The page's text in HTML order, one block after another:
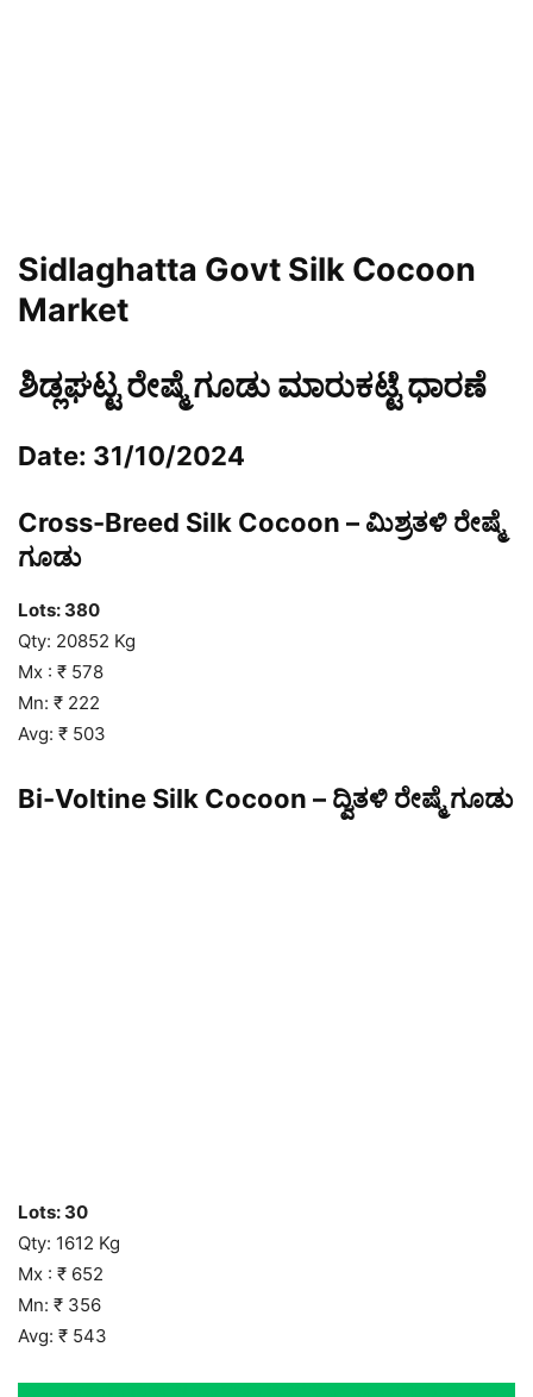
Sidlaghatta Govt Silk Cocoon
Market
ಶಿಡ್ಲಘಟ್ಟ ರೇಷ್ಮೆ ಗೂಡು ಮಾರುಕಟ್ಟೆ ಧಾರಣೆ
Date: 31/10/2024
Cross-Breed Silk Cocoon – ಮಿಶ್ರತಳಿ ರೇಷ್ಮೆ
ಗೂಡು
Lots: 380
Qty: 20852 Kg
Mx : ₹ 578
Mn: ₹ 222
Avg: ₹ 503
Bi-Voltine Silk Cocoon – ದ್ವಿತಳಿ ರೇಷ್ಮೆ ಗೂಡು
Lots: 30
Qty: 1612 Kg
Mx : ₹ 652
Mn: ₹ 356
Avg: ₹ 543